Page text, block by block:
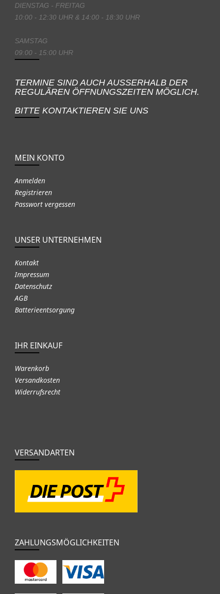
DIENSTAG - FREITAG
10:00 - 12:30 UHR & 14:00 - 18:30 UHR
SAMSTAG
09:00 - 15:00 UHR
TERMINE SIND AUCH AUSSERHALB DER
REGULÄREN ÖFFNUNGSZEITEN MÖGLICH.
BITTE KONTAKTIEREN SIE UNS
MEIN KONTO
Anmelden
Registrieren
Passwort vergessen
UNSER UNTERNEHMEN
Kontakt
Impressum
Datenschutz
AGB
Batterieentsorgung
IHR EINKAUF
Warenkorb
Versandkosten
Widerrufsrecht
VERSANDARTEN
ZAHLUNGSMÖGLICHKEITEN